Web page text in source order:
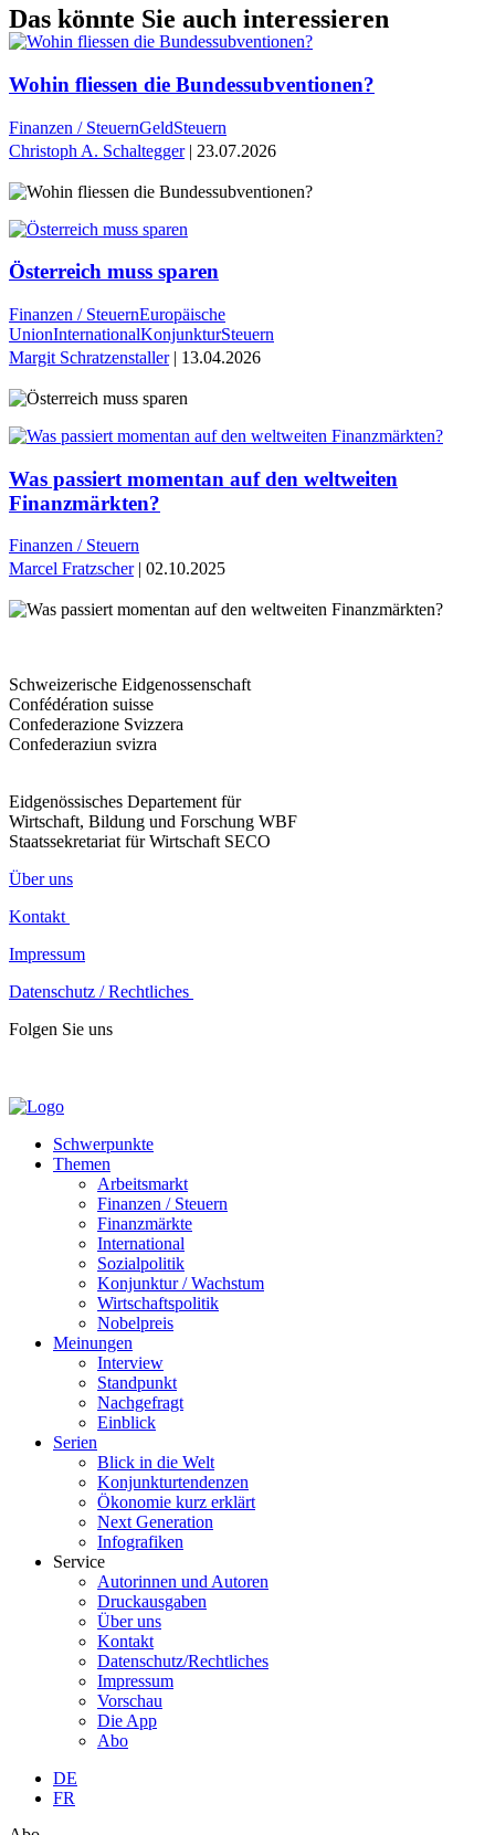
Das könnte Sie auch interessieren
Wohin fliessen die Bundessubventionen?
Finanzen / SteuernGeldSteuern
Christoph A. Schaltegger| 23.07.2026
Österreich muss sparen
Finanzen / SteuernEuropäische
UnionInternationalKonjunkturSteuern
Margit Schratzenstaller| 13.04.2026
Was passiert momentan auf den weltweiten
Finanzmärkten?
Finanzen / Steuern
Marcel Fratzscher| 02.10.2025
Schweizerische Eidgenossenschaft
Confédération suisse
Confederazione Svizzera
Confederaziun svizra
Eidgenössisches Departement für
Wirtschaft, Bildung und Forschung WBF
Staatssekretariat für Wirtschaft SECO
Über uns
Kontakt
Impressum
Datenschutz / Rechtliches
Folgen Sie uns
Schwerpunkte
Themen
Arbeitsmarkt
Finanzen / Steuern
Finanzmärkte
International
Sozialpolitik
Konjunktur / Wachstum
Wirtschaftspolitik
Nobelpreis
Meinungen
Interview
Standpunkt
Nachgefragt
Einblick
Serien
Blick in die Welt
Konjunkturtendenzen
Ökonomie kurz erklärt
Next Generation
Infografiken
Service
Autorinnen und Autoren
Druckausgaben
Über uns
Kontakt
Datenschutz/Rechtliches
Impressum
Vorschau
Die App
Abo
DE
FR